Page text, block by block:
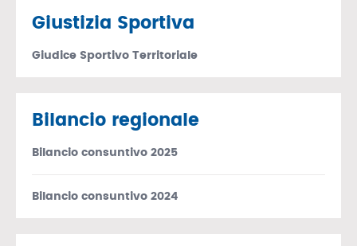
Giustizia Sportiva
Giudice Sportivo Territoriale
Bilancio regionale
Bilancio consuntivo 2025
Bilancio consuntivo 2024